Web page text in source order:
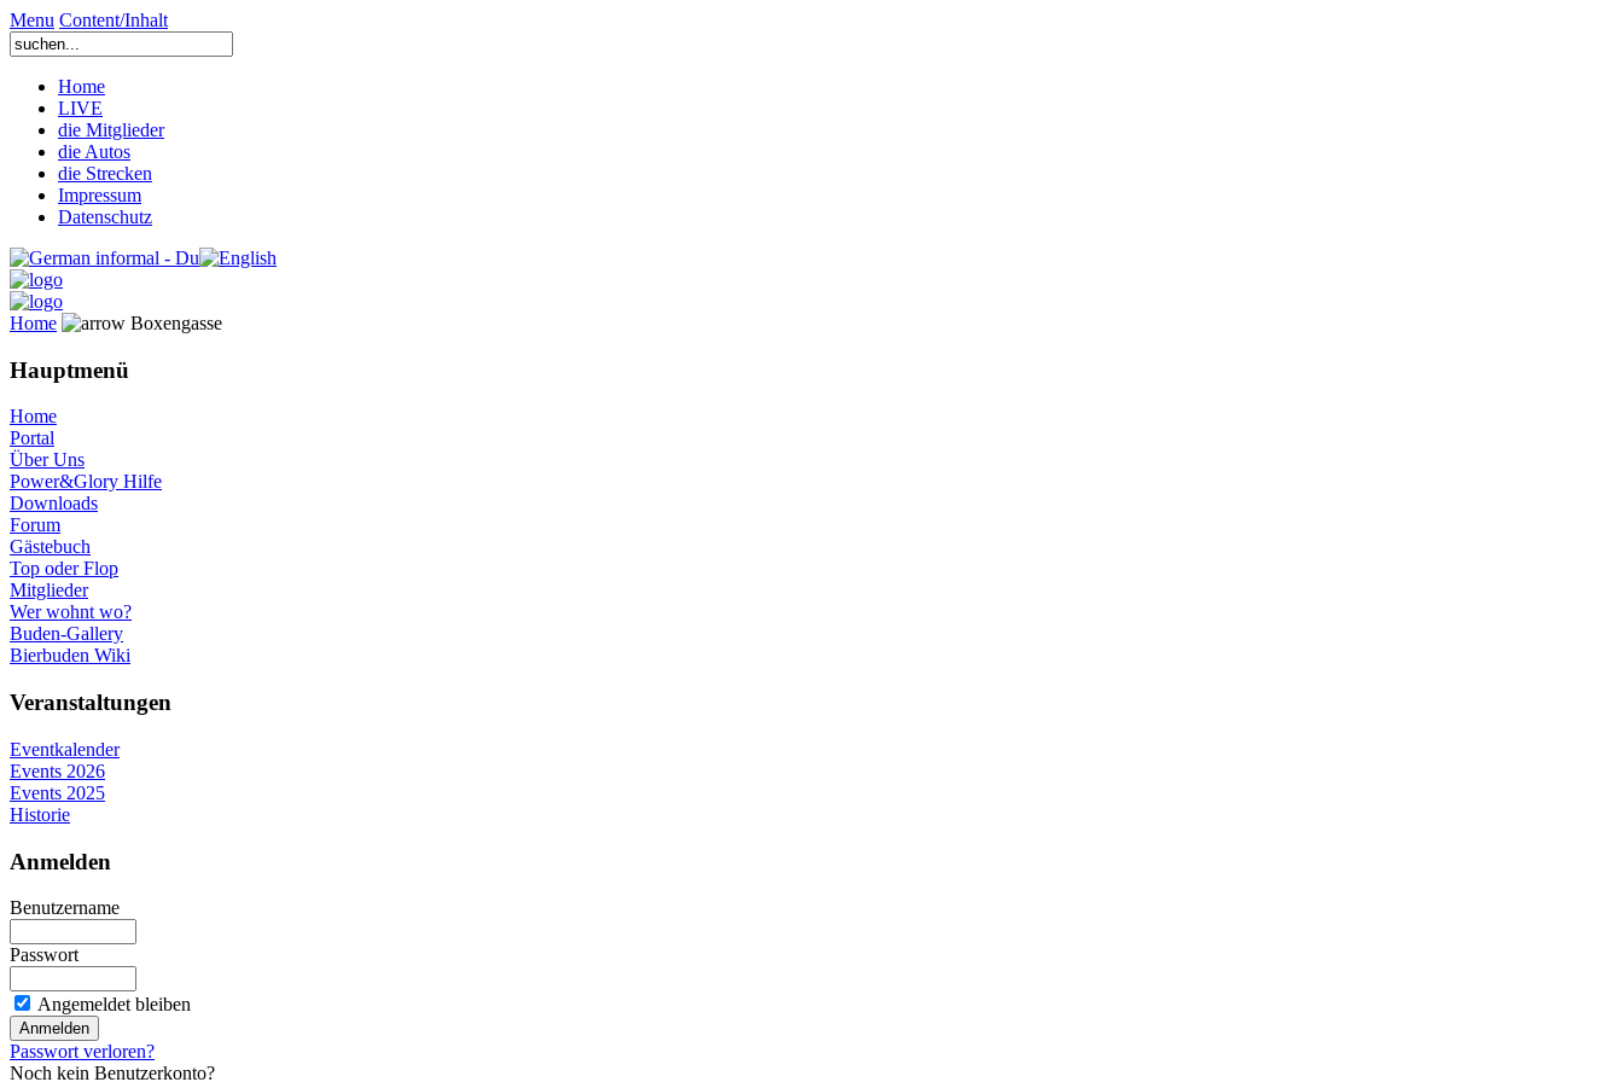
Menu Content/Inhalt
Home
LIVE
die Mitglieder
die Autos
die Strecken
Impressum
Datenschutz
Home Boxengasse
Hauptmenü
Home
Portal
Über Uns
Power&Glory Hilfe
Downloads
Forum
Gästebuch
Top oder Flop
Mitglieder
Wer wohnt wo?
Buden-Gallery
Bierbuden Wiki
Veranstaltungen
Eventkalender
Events 2026
Events 2025
Historie
Anmelden
Benutzername
Passwort
Angemeldet bleiben
Passwort verloren?
Noch kein Benutzerkonto?